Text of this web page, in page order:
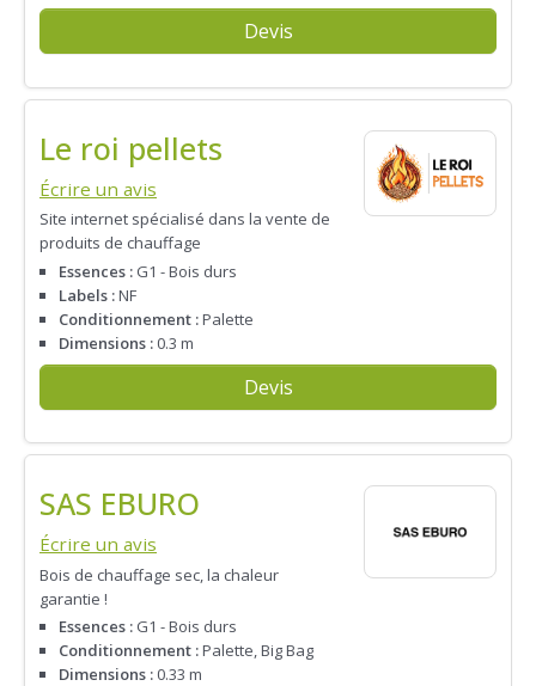
Devis
Le roi pellets
Écrire un avis
Site internet spécialisé dans la vente de
produits de chauffage
Essences : G1 - Bois durs
Labels :NF
Conditionnement :Palette
Dimensions : 0.3 m
Devis
SAS EBURO
Écrire un avis
Bois de chauffage sec, la chaleur
garantie !
Essences : G1 - Bois durs
Conditionnement :Palette, Big Bag
Dimensions : 0.33 m